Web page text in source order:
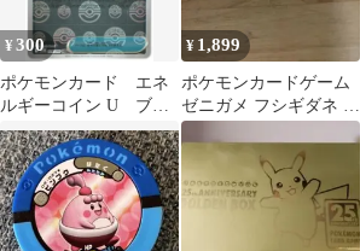
¥300
ポケモンカード エネ
ルギーコイン U ブラ
ックボルト モンスタ
ーボールミラー
¥ 1,899
ポケモンカードゲーム
ゼニガメ フシギダネ コ
イン 2枚セット